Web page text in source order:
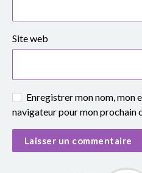
o
e
V
e
Site web
Enregistrer mon nom, mon
navigateur pour mon prochain